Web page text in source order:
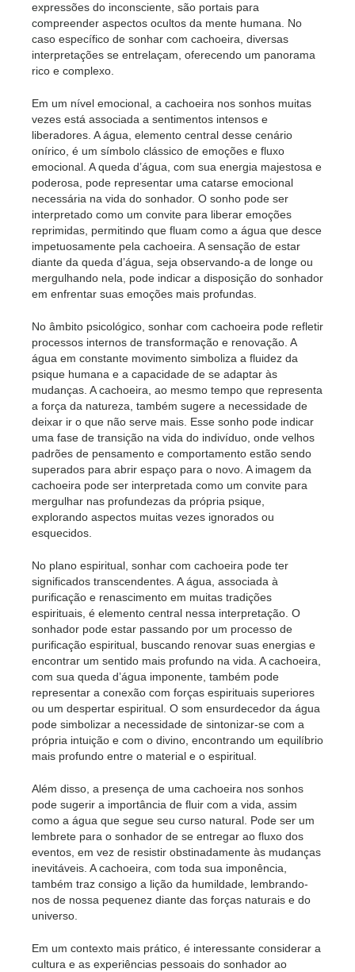
expressões do inconsciente, são portais para
compreender aspectos ocultos da mente humana. No
caso específico de sonhar com cachoeira, diversas
interpretações se entrelaçam, oferecendo um panorama
rico e complexo.
Em um nível emocional, a cachoeira nos sonhos muitas
vezes está associada a sentimentos intensos e
liberadores. A água, elemento central desse cenário
onírico, é um símbolo clássico de emoções e fluxo
emocional. A queda d’água, com sua energia majestosa e
poderosa, pode representar uma catarse emocional
necessária na vida do sonhador. O sonho pode ser
interpretado como um convite para liberar emoções
reprimidas, permitindo que fluam como a água que desce
impetuosamente pela cachoeira. A sensação de estar
diante da queda d’água, seja observando-a de longe ou
mergulhando nela, pode indicar a disposição do sonhador
em enfrentar suas emoções mais profundas.
No âmbito psicológico, sonhar com cachoeira pode refletir
processos internos de transformação e renovação. A
água em constante movimento simboliza a fluidez da
psique humana e a capacidade de se adaptar às
mudanças. A cachoeira, ao mesmo tempo que representa
a força da natureza, também sugere a necessidade de
deixar ir o que não serve mais. Esse sonho pode indicar
uma fase de transição na vida do indivíduo, onde velhos
padrões de pensamento e comportamento estão sendo
superados para abrir espaço para o novo. A imagem da
cachoeira pode ser interpretada como um convite para
mergulhar nas profundezas da própria psique,
explorando aspectos muitas vezes ignorados ou
esquecidos.
No plano espiritual, sonhar com cachoeira pode ter
significados transcendentes. A água, associada à
purificação e renascimento em muitas tradições
espirituais, é elemento central nessa interpretação. O
sonhador pode estar passando por um processo de
purificação espiritual, buscando renovar suas energias e
encontrar um sentido mais profundo na vida. A cachoeira,
com sua queda d’água imponente, também pode
representar a conexão com forças espirituais superiores
ou um despertar espiritual. O som ensurdecedor da água
pode simbolizar a necessidade de sintonizar-se com a
própria intuição e com o divino, encontrando um equilíbrio
mais profundo entre o material e o espiritual.
Além disso, a presença de uma cachoeira nos sonhos
pode sugerir a importância de fluir com a vida, assim
como a água que segue seu curso natural. Pode ser um
lembrete para o sonhador de se entregar ao fluxo dos
eventos, em vez de resistir obstinadamente às mudanças
inevitáveis. A cachoeira, com toda sua imponência,
também traz consigo a lição da humildade, lembrando-
nos de nossa pequenez diante das forças naturais e do
universo.
Em um contexto mais prático, é interessante considerar a
cultura e as experiências pessoais do sonhador ao